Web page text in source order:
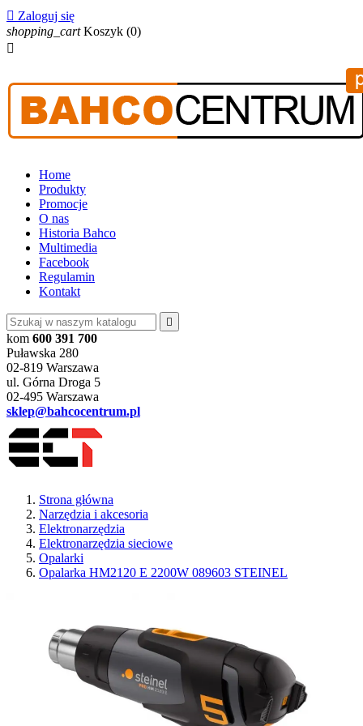
 Zaloguj się
shopping_cart Koszyk (0)

Home
Produkty
Promocje
O nas
Historia Bahco
Multimedia
Facebook
Regulamin
Kontakt

kom 600 391 700
Puławska 280
02-819 Warszawa
ul. Górna Droga 5
02-495 Warszawa
sklep@bahcocentrum.pl
Strona główna
Narzędzia i akcesoria
Elektronarzędzia
Elektronarzędzia sieciowe
Opalarki
Opalarka HM2120 E 2200W 089603 STEINEL